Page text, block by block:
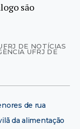
são
DE NOTÍCIAS
UFRJ DE
de rua
da alimentação